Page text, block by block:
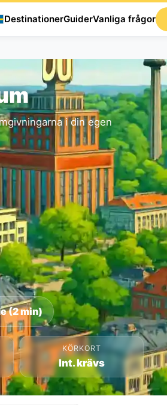
DestinationerGuiderVanliga frågor
i din egen
(2 min)
KÖRKORT
Int. krävs